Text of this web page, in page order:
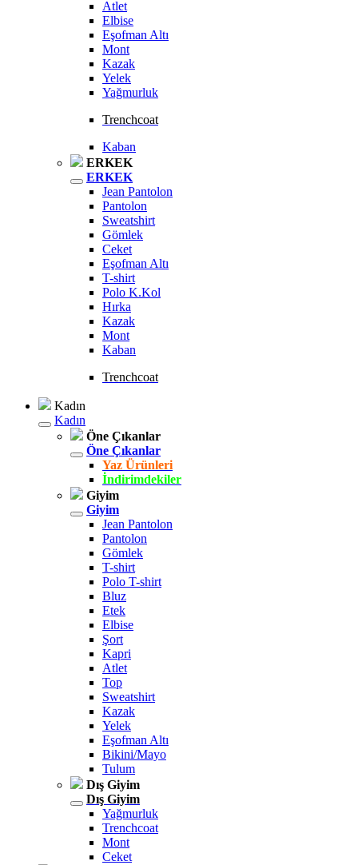
Atlet
Elbise
Eşofman Altı
Mont
Kazak
Yelek
Yağmurluk
Trenchcoat
Kaban
ERKEK
ERKEK
Jean Pantolon
Pantolon
Sweatshirt
Gömlek
Ceket
Eşofman Altı
T-shirt
Polo K.Kol
Hırka
Kazak
Mont
Kaban
Trenchcoat
Kadın
Kadın
Öne Çıkanlar
Öne Çıkanlar
Yaz Ürünleri
İndirimdekiler
Giyim
Giyim
Jean Pantolon
Pantolon
Gömlek
T-shirt
Polo T-shirt
Bluz
Etek
Elbise
Şort
Kapri
Atlet
Top
Sweatshirt
Kazak
Yelek
Eşofman Altı
Bikini/Mayo
Tulum
Dış Giyim
Dış Giyim
Yağmurluk
Trenchcoat
Mont
Ceket